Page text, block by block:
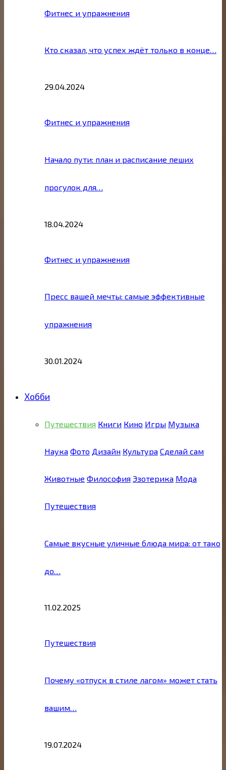
Фитнес и упражнения
Кто сказал, что успех ждёт только в конце…
29.04.2024
Фитнес и упражнения
Начало пути: план и расписание пеших
прогулок для…
18.04.2024
Фитнес и упражнения
Пресс вашей мечты: самые эффективные
упражнения
30.01.2024
Хобби
Путешествия Книги Кино Игры Музыка
Наука Фото Дизайн Культура Сделай сам
Животные Философия Эзотерика Мода
Путешествия
Самые вкусные уличные блюда мира: от тако
до…
11.02.2025
Путешествия
Почему «отпуск в стиле лагом» может стать
вашим…
19.07.2024